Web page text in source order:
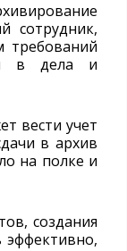
сотрудник,
требований
в дела и
вести учет
в архив
на полке и
создания
эффективно,